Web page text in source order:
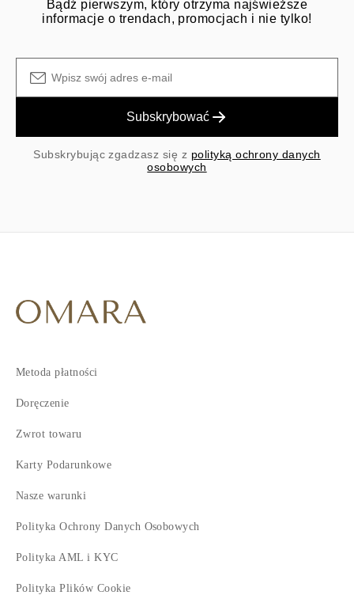
Bądź pierwszym, który otrzyma najświeższe
informacje o trendach, promocjach i nie tylko!
Subskrybować
Subskrybując zgadzasz się z polityką ochrony danych
osobowych
Metoda płatności
Doręczenie
Zwrot towaru
Karty Podarunkowe
Nasze warunki
Polityka Ochrony Danych Osobowych
Polityka AML i KYC
Polityka Plików Cookie